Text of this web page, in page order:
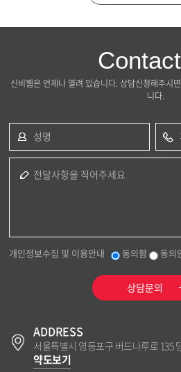
신비웹은 언제나 열려 있습니다. 상담신청해주시
니다.
성명
전달사항을 적어주세요
개인정보수집 및 이용안내 동의함 동의
상담문의
ADDRESS
서울특별시 영등포구 버드나루로 135
약도보기